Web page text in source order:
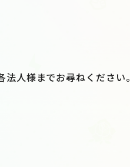
人様までお尋ねください。